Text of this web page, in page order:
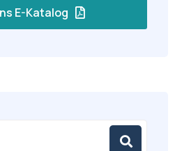
E-Katalog